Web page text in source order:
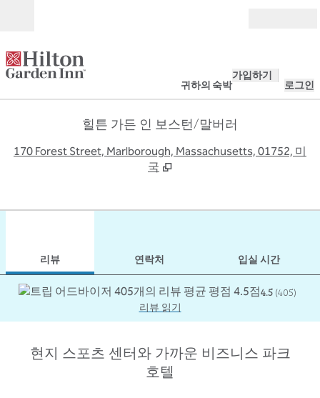
귀하의 숙박
가입하기
로그인
힐튼 가든 인 보스턴/말버러
170 Forest Street, Marlborough, Massachusetts, 01752, 미
국
리뷰 연락처 입실 시간
4.5 (405)
리뷰 읽기
현지 스포츠 센터와 가까운 비즈니스 파크
호텔